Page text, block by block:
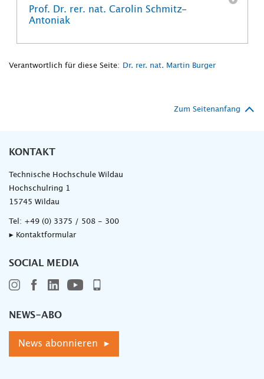
Prof. Dr. rer. nat. Carolin Schmitz-
Antoniak
Verantwortlich für diese Seite: Dr. rer. nat. Martin Burger
Zum Seitenanfang
KONTAKT
Technische Hochschule Wildau
Hochschulring 1
15745 Wildau
Tel: +49 (0) 3375 / 508 - 300
▸ Kontaktformular
SOCIAL MEDIA
NEWS-ABO
News abonnieren ▸